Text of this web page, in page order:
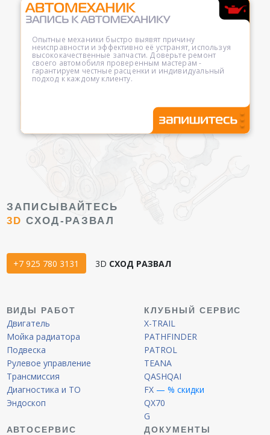
Опытные механики быстро выявят причину
неисправности и эффективно её устранят, используя
высококачественные запчасти. Доверьте ремонт
своего автомобиля проверенным мастерам -
гарантируем честные расценки и индивидуальный
подход к каждому клиенту.
ЗАПИСЫВАЙТЕСЬ
3D СХОД-РАЗВАЛ
+7 925 780 3131 3D СХОД РАЗВАЛ
ВИДЫ РАБОТ
Двигатель
Мойка радиатора
Подвеска
Рулевое управление
Трансмиссия
Диагностика и ТО
Эндоскоп
КЛУБНЫЙ СЕРВИС
X-TRAIL
PATHFINDER
PATROL
TEANA
QASHQAI
FX — % скидки
QX70
G
АВТОСЕРВИС ДОКУМЕНТЫ